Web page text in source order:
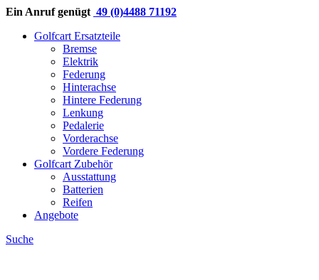
Ein Anruf genügt 49 (0)4488 71192
Golfcart Ersatzteile
Bremse
Elektrik
Federung
Hinterachse
Hintere Federung
Lenkung
Pedalerie
Vorderachse
Vordere Federung
Golfcart Zubehör
Ausstattung
Batterien
Reifen
Angebote
Suche